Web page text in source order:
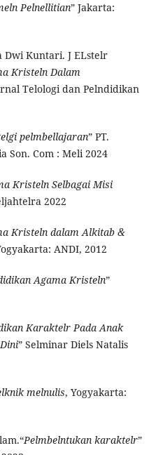
Pelnellitian” Jakarta:
Kuntari. J ELstelr
Kristeln Dalam
Telologi dan Pelndidikan
pelmbellajaran” PT.
Son. Com : Meli 2024
Kristeln Selbagai Misi
2022
Kristeln dalam Alkitab &
ANDI, 2012
Agama Kristeln”
Karaktelr Pada Anak
” Selminar Diels Natalis
melnulis, Yogyakarta:
Pelmbelntukan karaktelr”